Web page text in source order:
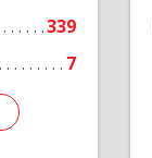
339
7